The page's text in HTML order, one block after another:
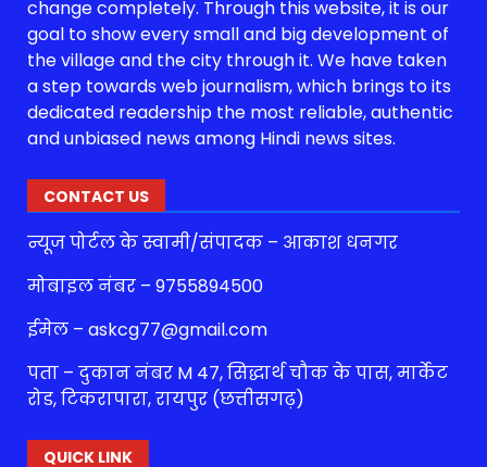
change completely. Through this website, it is our
goal to show every small and big development of
the village and the city through it. We have taken
a step towards web journalism, which brings to its
dedicated readership the most reliable, authentic
and unbiased news among Hindi news sites.
CONTACT US
न्यूज पोर्टल के स्वामी/संपादक – आकाश धनगर
मोबाइल नंबर – 9755894500
ईमेल – askcg77@gmail.com
पता – दुकान नंबर M 47, सिद्धार्थ चौक के पास, मार्केट
रोड, टिकरापारा, रायपुर (छत्तीसगढ़)
QUICK LINK